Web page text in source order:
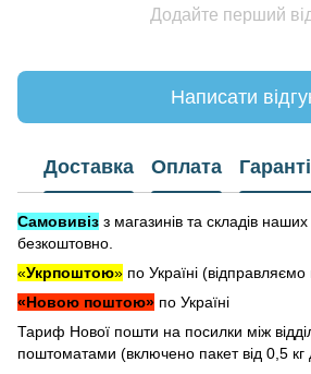
Додайте перший
Написати
Доставка Оплата
Самовивіз з магазинів та складів
безкоштовно.
«Укрпоштою» по Україні (відправляємо
«Новою поштою» по Україні
Тариф Нової пошти на посилки між
поштоматами (включено пакет від 0,5 кг